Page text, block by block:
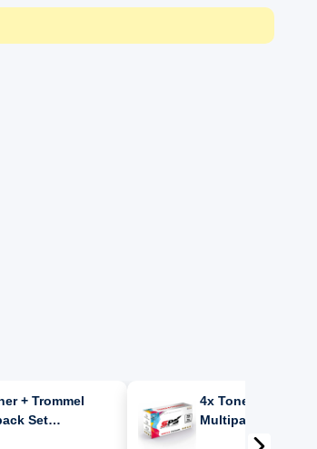
+ Trommel
Set
4x Toner +
Multipack Set
Kompatibel für